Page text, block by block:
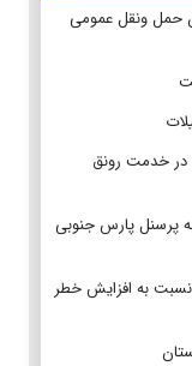
حمل ونقل عمومی
در خدمت رونق
پرسنل پارس جنوبی
به افزایش خطر